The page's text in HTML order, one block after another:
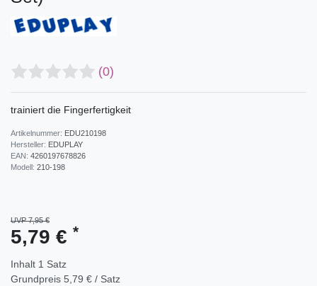
(0)
trainiert die Fingerfertigkeit
Artikelnummer: EDU210198
Hersteller: EDUPLAY
EAN: 4260197678826
Modell: 210-198
UVP 7,95 €
5,79 € *
Inhalt 1 Satz
Grundpreis 5,79 € / Satz